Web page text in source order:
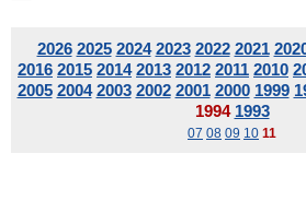
2026 2025 2024 2023 2022 2021
2016 2015 2014 2013 2012 2011 2010
2005 2004 2003 2002 2001 2000 1999
1994 1993
07 08 09 10 11